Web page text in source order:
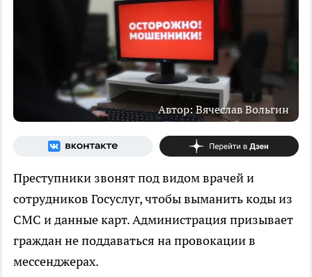
Автор: Вячеслав Вольгин
Преступники звонят под видом врачей и
сотрудников Госуслуг, чтобы выманить коды из
СМС и данные карт. Администрация призывает
граждан не поддаваться на провокации в
мессенджерах.